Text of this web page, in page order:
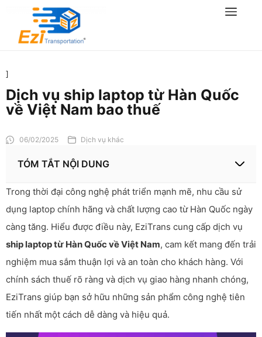
]
Dịch vụ ship laptop từ Hàn Quốc
về Việt Nam bao thuế
06/02/2025 Dịch vụ khác
TÓM TẮT NỘI DUNG
Trong thời đại công nghệ phát triển mạnh mẽ, nhu cầu sử
dụng laptop chính hãng và chất lượng cao từ Hàn Quốc ngày
càng tăng. Hiểu được điều này, EziTrans cung cấp dịch vụ
ship laptop từ Hàn Quốc về Việt Nam, cam kết mang đến trải
nghiệm mua sắm thuận lợi và an toàn cho khách hàng. Với
chính sách thuế rõ ràng và dịch vụ giao hàng nhanh chóng,
EziTrans giúp bạn sở hữu những sản phẩm công nghệ tiên
tiến nhất một cách dễ dàng và hiệu quả.